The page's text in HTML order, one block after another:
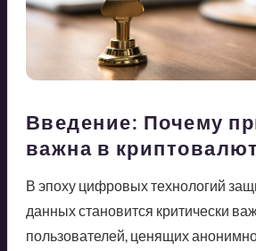
Введение: Почему
важна в
В эпоху цифровых технологий
данных становится критически
пользователей, ценящих